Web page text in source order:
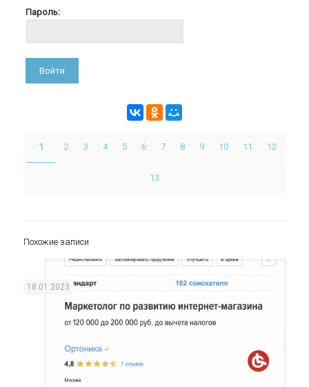
Пароль:
1 2 3 4 5 6 7 8 9 10 11 12
13
Похожие записи
18.01.2023